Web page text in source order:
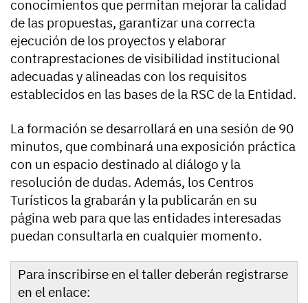
conocimientos que permitan mejorar la calidad
de las propuestas, garantizar una correcta
ejecución de los proyectos y elaborar
contraprestaciones de visibilidad institucional
adecuadas y alineadas con los requisitos
establecidos en las bases de la RSC de la Entidad.
La formación se desarrollará en una sesión de 90
minutos, que combinará una exposición práctica
con un espacio destinado al diálogo y la
resolución de dudas. Además, los Centros
Turísticos la grabarán y la publicarán en su
página web para que las entidades interesadas
puedan consultarla en cualquier momento.
Para inscribirse en el taller deberán registrarse
en el enlace: